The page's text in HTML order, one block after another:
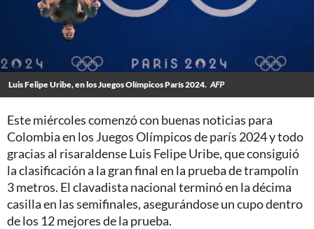
Luis Felipe Uribe, en los Juegos Olímpicos París 2024. AFP
Este miércoles comenzó con buenas noticias para
Colombia en los Juegos Olímpicos de parís 2024 y todo
gracias al risaraldense Luis Felipe Uribe, que consiguió
la clasificación a la gran final en la prueba de trampolín
3 metros. El clavadista nacional terminó en la décima
casilla en las semifinales, asegurándose un cupo dentro
de los 12 mejores de la prueba.